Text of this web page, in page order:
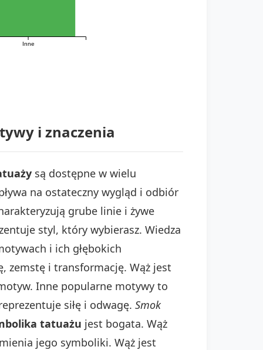
Inne
i znaczenia
są dostępne w wielu
na ostateczny wygląd i odbiór
grube linie i żywe
styl, który wybierasz. Wiedza
i ich głębokich
zemstę i transformację. Wąż jest
Inne popularne motywy to
siłę i odwagę. Smok
tatuażu jest bogata. Wąż
jego symboliki. Wąż jest